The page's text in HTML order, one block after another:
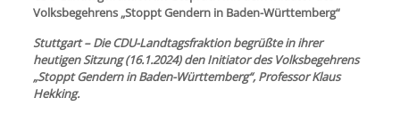
Volksbegehrens „Stoppt Gendern in Baden-Württemberg“
Stuttgart – Die CDU-Landtagsfraktion begrüßte in ihrer
heutigen Sitzung (16.1.2024) den Initiator des Volksbegehrens
„Stoppt Gendern in Baden-Württemberg“, Professor Klaus
Hekking.